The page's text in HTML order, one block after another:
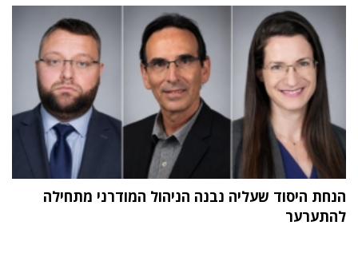
הנחת היסוד שעליה נבנה הניהול המודרני מתחילה
להתערער